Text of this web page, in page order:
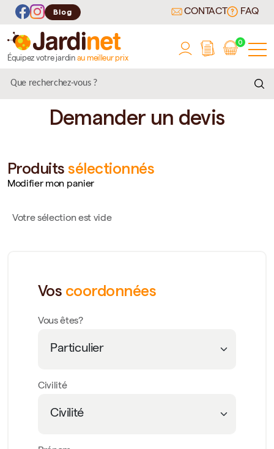
Blog CONTACT FAQ
Équipez votre jardin au meilleur prix
0
Demander un devis
Produitssélectionnés
Modifier mon panier
Votre sélection est vide
Vos coordonnées
Vous êtes?
Civilité